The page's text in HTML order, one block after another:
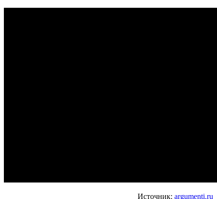
Источник: argumenti.ru